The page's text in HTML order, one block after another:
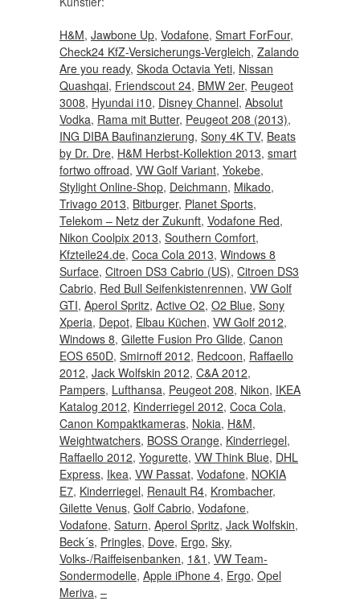
H&M, Jawbone Up, Vodafone, Smart ForFour,
Check24 KfZ-Versicherungs-Vergleich, Zalando
Are you ready, Skoda Octavia Yeti, Nissan
Quashqai, Friendscout 24, BMW 2er, Peugeot
3008, Hyundai i10, Disney Channel, Absolut
Vodka, Rama mit Butter, Peugeot 208 (2013),
ING DIBA Baufinanzierung, Sony 4K TV, Beats
by Dr. Dre, H&M Herbst-Kollektion 2013, smart
fortwo offroad, VW Golf Variant, Yokebe,
Stylight Online-Shop, Deichmann, Mikado,
Trivago 2013, Bitburger, Planet Sports,
Telekom – Netz der Zukunft, Vodafone Red,
Nikon Coolpix 2013, Southern Comfort,
Kfzteile24.de, Coca Cola 2013, Windows 8
Surface, Citroen DS3 Cabrio (US), Citroen DS3
Cabrio, Red Bull Seifenkistenrennen, VW Golf
GTI, Aperol Spritz, Active O2, O2 Blue, Sony
Xperia, Depot, Elbau Küchen, VW Golf 2012,
Windows 8, Gilette Fusion Pro Glide, Canon
EOS 650D, Smirnoff 2012, Redcoon, Raffaello
2012, Jack Wolfskin 2012, C&A 2012,
Pampers, Lufthansa, Peugeot 208, Nikon, IKEA
Katalog 2012, Kinderriegel 2012, Coca Cola,
Canon Kompaktkameras, Nokia, H&M,
Weightwatchers, BOSS Orange, Kinderriegel,
Raffaello 2012, Yogurette, VW Think Blue, DHL
Express, Ikea, VW Passat, Vodafone, NOKIA
E7, Kinderriegel, Renault R4, Krombacher,
Gilette Venus, Golf Cabrio, Vodafone,
Vodafone, Saturn, Aperol Spritz, Jack Wolfskin,
Beck´s, Pringles, Dove, Ergo, Sky,
Volks-/Raiffeisenbanken, 1&1 , VW Team-
Sondermodelle, Apple iPhone 4, Ergo, Opel
Meriva, –